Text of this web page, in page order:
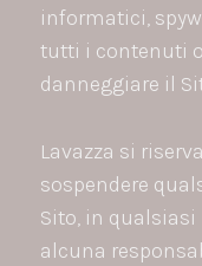
informatici,
tutti i contenuti
danneggiare il
Lavazza si
sospendere
Sito, in
alcuna